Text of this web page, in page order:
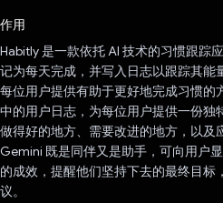
作用
Habitly 是一款依托 AI 技术的习惯跟踪
记为每天完成，并写入日志以跟踪其
每位用户提供有助于更好地完成习惯的
中的用户日志，为每位用户提供一份独
做得好的地方、需要改进的地方，以及
Gemini 既是同伴又是助手，可向用户
的成效，提醒他们坚持下去的最终目标
议。